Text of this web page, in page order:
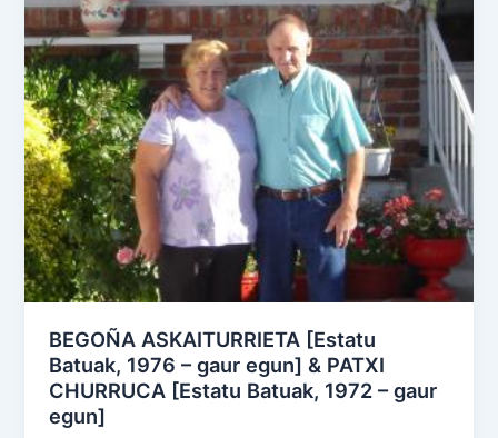
BEGOÑA ASKAITURRIETA [Estatu
Batuak, 1976 – gaur egun] & PATXI
CHURRUCA [Estatu Batuak, 1972 – gaur
egun]